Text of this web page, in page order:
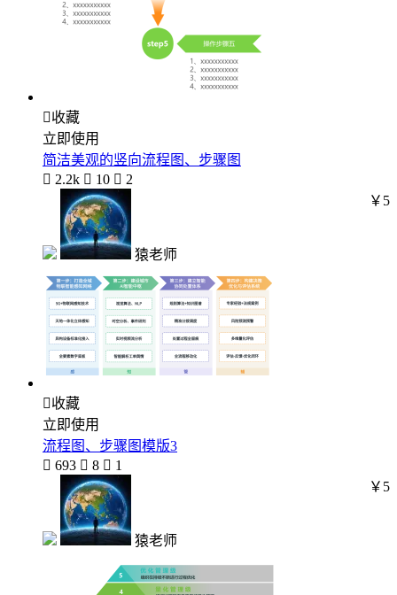
收藏
立即使用
简洁美观的竖向流程图、步骤图
 2.2k  10  2
猿老师
￥5
收藏
立即使用
流程图、步骤图模版3
 693  8  1
猿老师
￥5